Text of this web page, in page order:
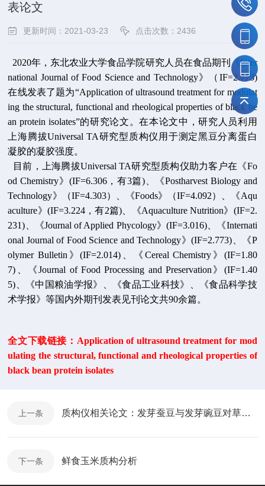
表论文
更新时间：2021-03-23 点击次数：2436
2020年，东北农业大学食品学院研究人员在食品期刊《 Inter
national Journal of Food Science and Technology》（IF=2.773)
在线发表了题为“Application of ultrasound treatment for modulat
ing the structural, functional and rheological properties of black be
an protein isolates”的研究论文。在本论文中，研究人员利用
上海腾拔Universal TA研究型质构仪用于测定黑豆分离蛋白
凝胶的凝胶强度。
目前，上海腾拔Universal TA研究型质构仪助力客户在《Fo
od Chemistry》(IF=6.306，有3篇)、《Postharvest Biology and
Technology》（IF=4.303）、《Foods》（IF=4.092）、《Aqu
aculture》(IF=3.224，有2篇)、《Aquaculture Nutrition》(IF=2.
231)、《Journal of Applied Phycology》(IF=3.016)、《Internati
onal Journal of Food Science and Technology》(IF=2.773)、《P
olymer Bulletin》(IF=2.014)、《Cereal Chemistry》(IF=1.80
7)、《Journal of Food Processing and Preservation》(IF=1.40
5)、《中国粮油学报》、《食品工业科技》、《食品科学技
术学报》等国内外期刊发表见刊论文共90余篇。
全文下载链接：Application of ultrasound treatment for mod
ulating the structural, functional and rheological properties of
black bean protein isolates
上一条 质构仪相关论文：发芽蚕豆与发芽豌豆对草鱼生长和肉质影响的比较
下一条 鲜食玉米质构分析